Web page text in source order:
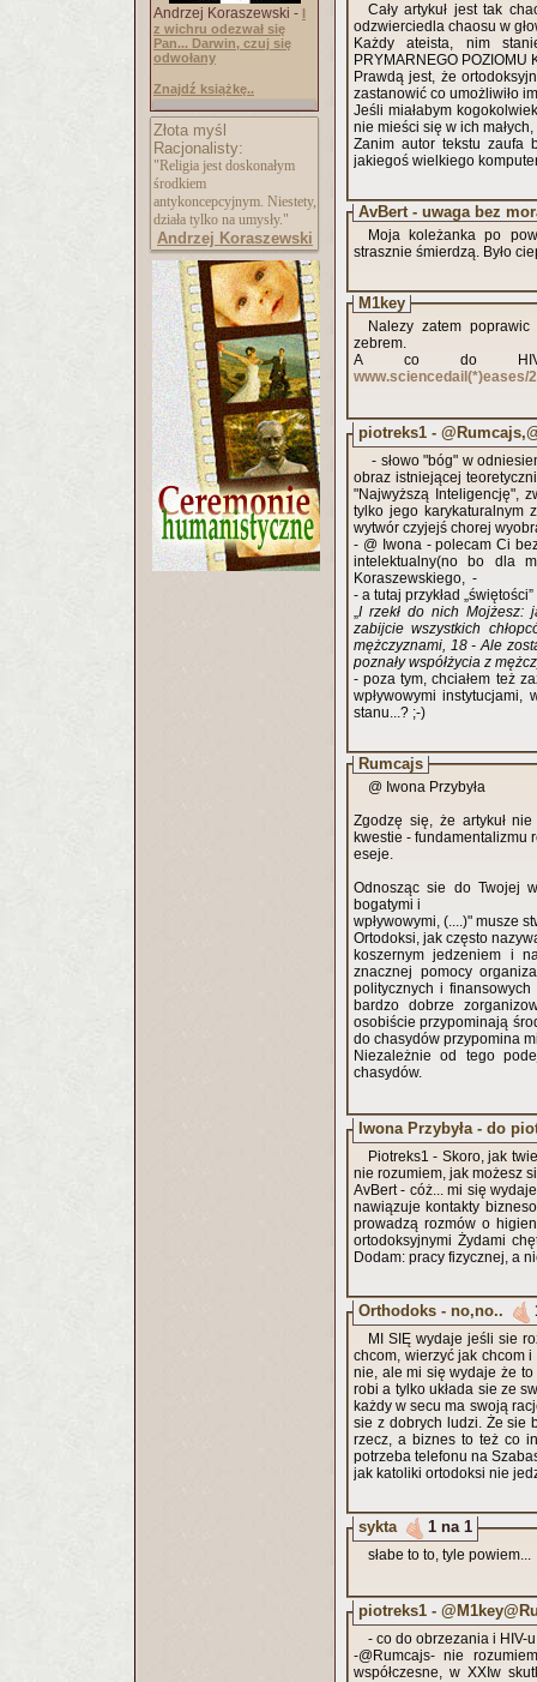
Andrzej Koraszewski - I
z wichru odezwał się
Pan... Darwin, czuj się
odwołany
Znajdź książkę..
Złota myśl
Racjonalisty:
"Religia jest doskonałym
środkiem
antykoncepcyjnym. Niestety,
działa tylko na umysły."
Andrzej Koraszewski
Cały artykuł jest tak
odzwierciedla chaosu w
Każdy ateista, nim
PRYMARNEGO
Prawdą jest, że
zastanowić co umożliwiło
Jeśli miałabym
nie mieści się w ich
Zanim autor tekstu zaufa
jakiegoś wielkiego
AvBert - uwaga bez
Moja koleżanka po
strasznie śmierdzą. Było
M1key
Nalezy zatem
zebrem.
A co do HIV i
www.sciencedail(*)eases/
piotreks1 -
- słowo "bóg" w
obraz istniejącej
"Najwyższą Inteligencję",
tylko jego karykaturalnym
wytwór czyjejś chorej
- @ Iwona - polecam Ci
intelektualny(no bo dla
Koraszewskiego, -
- a tutaj przykład
„I rzekł do nich Mojżesz:
zabijcie wszystkich
mężczyznami, 18 - Ale
poznały współżycia z
- poza tym, chciałem też
wpływowymi
stanu...? ;-)
Rumcajs
@ Iwona Przybyła
Zgodzę się, że artykuł nie
kwestie - fundamentalizmu
eseje.
Odnosząc sie do Twojej
bogatymi i
wpływowymi, (....)" musze
Ortodoksi, jak często
koszernym jedzeniem i
znacznej pomocy
politycznych i
bardzo dobrze
osobiście przypominają
do chasydów przypomina
Niezależnie od tego
chasydów.
Iwona Przybyła - do
Piotreks1 - Skoro, jak
nie rozumiem, jak możesz
AvBert - cóż... mi się
nawiązuje kontakty
prowadzą rozmów o
ortodoksyjnymi Żydami
Dodam: pracy fizycznej, a
Orthodoks - no,no..
MI SIĘ wydaje jeśli sie
chcom, wierzyć jak chcom
nie, ale mi się wydaje że to
robi a tylko układa sie ze
każdy w secu ma swoją
sie z dobrych ludzi. Że sie
rzecz, a biznes to też co
potrzeba telefonu na
jak katoliki ortodoksi nie
sykta 1 na 1
słabe to to, tyle powiem...
piotreks1 -
- co do obrzezania i HIV-
-@Rumcajs- nie
współczesne, w XXIw